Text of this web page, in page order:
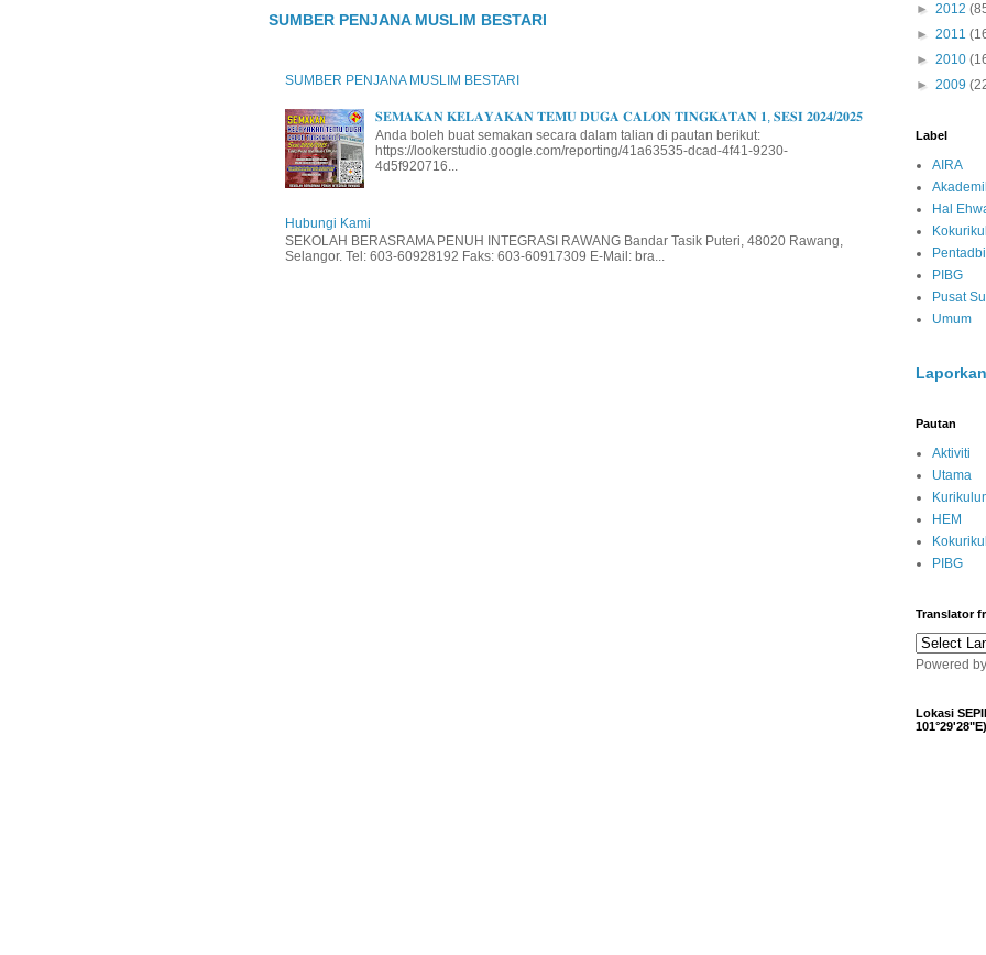
SUMBER PENJANA MUSLIM BESTARI
SUMBER PENJANA MUSLIM BESTARI
𝐒𝐄𝐌𝐀𝐊𝐀𝐍 𝐊𝐄𝐋𝐀𝐘𝐀𝐊𝐀𝐍 𝐓𝐄𝐌𝐔 𝐃𝐔𝐆𝐀 𝐂𝐀𝐋𝐎𝐍 𝐓𝐈𝐍𝐆𝐊𝐀𝐓𝐀𝐍 𝟏, 𝐒𝐄𝐒𝐈 𝟐𝟎𝟐𝟒/𝟐𝟎𝟐𝟓
Anda boleh buat semakan secara dalam talian di pautan berikut:
https://lookerstudio.google.com/reporting/41a63535-dcad-4f41-9230-
4d5f920716...
Hubungi Kami
SEKOLAH BERASRAMA PENUH INTEGRASI RAWANG Bandar Tasik Puteri, 48020 Rawang,
Selangor. Tel: 603-60928192 Faks: 603-60917309 E-Mail: bra...
► 2012
► 2011
► 2010
► 2009
Label
AIRA
Hal
PIBG
Pusat
Umum
Pautan
Aktiviti
Utama
HEM
PIBG
Translator
Powered
Lokasi
101°29'28"E)